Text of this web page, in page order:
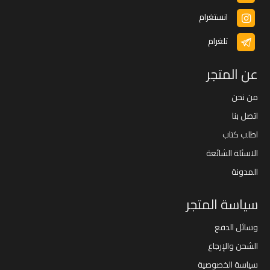
انستغرام
تلغرام
عن المتجر
من نحن
اتصل بنا
اطلب كتاب
الاسئلة الشائعة
المدونة
سياسة المتجر
وسائل الدفع
الشحن والإرجاع
سياسة الخصوصية